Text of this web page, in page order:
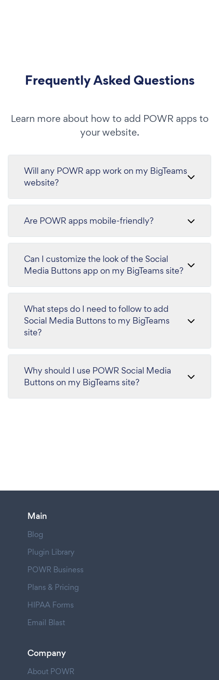
Frequently Asked Questions
Learn more about how to add POWR apps to
your website.
Will any POWR app work on my BigTeams
website?
Are POWR apps mobile-friendly?
Can I customize the look of the Social
Media Buttons app on my BigTeams site?
What steps do I need to follow to add
Social Media Buttons to my BigTeams
site?
Why should I use POWR Social Media
Buttons on my BigTeams site?
Main
Blog
Plugin Library
POWR Business
Plans & Pricing
HIPAA Forms
Email Blast
Company
About POWR